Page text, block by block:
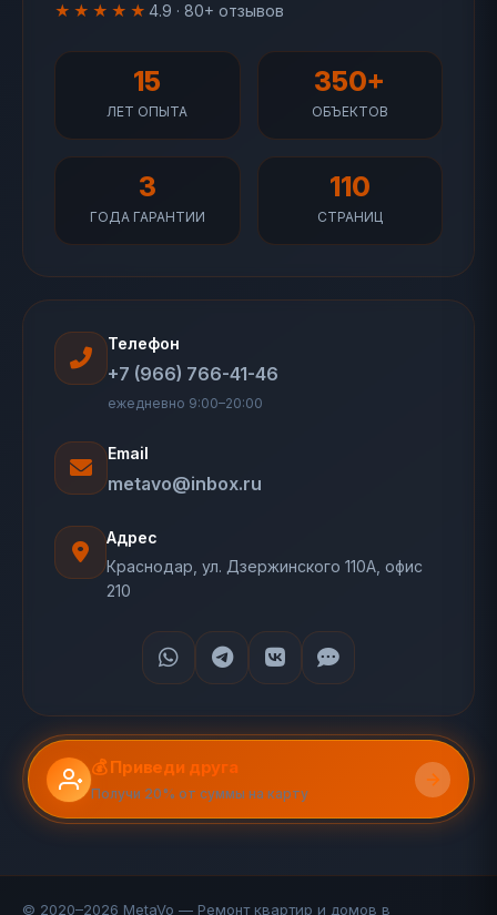
★★★★★ 4.9 · 80+ отзывов
15
ЛЕТ ОПЫТА
350+
ОБЪЕКТОВ
3
ГОДА ГАРАНТИИ
110
СТРАНИЦ
Телефон
+7 (966) 766-41-46
ежедневно 9:00–20:00
Email
metavo@inbox.ru
Адрес
Краснодар, ул. Дзержинского 110А, офис
210
💰 Приведи друга
Получи 20% от суммы на карту
© 2020–2026 MetaVo — Ремонт квартир и домов в